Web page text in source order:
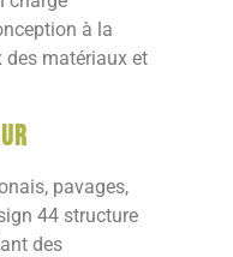
à la
des matériaux et
pavages,
44 structure
des